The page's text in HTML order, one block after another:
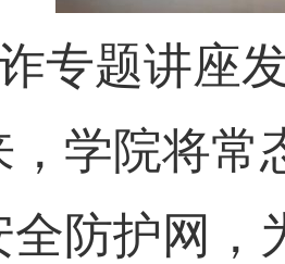
专题讲座
，学院将常
全防护网，